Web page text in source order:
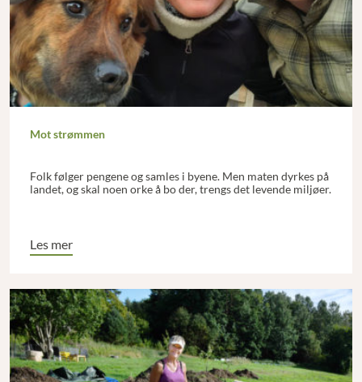
Mot strømmen
Folk følger pengene og samles i byene. Men maten dyrkes på
landet, og skal noen orke å bo der, trengs det levende miljøer.
Les mer